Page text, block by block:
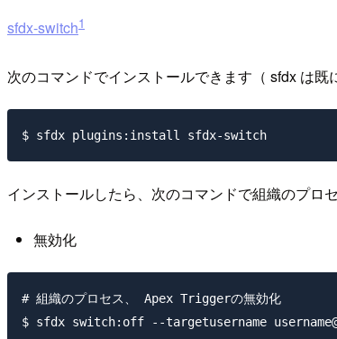
sfdx-switch1
次のコマンドでインストールできます（ sfdx は既
インストールしたら、次のコマンドで組織のプロ
無効化
# 組織のプロセス、 Apex Triggerの無効化